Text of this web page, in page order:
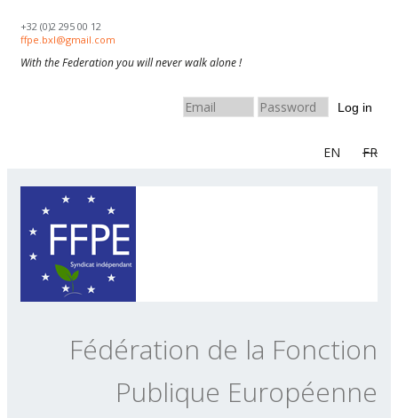
+32 (0)2 295 00 12
ffpe.bxl@gmail.com
With the Federation you will never walk alone !
Log in
EN FR
Fédération de la Fonction
Publique Européenne